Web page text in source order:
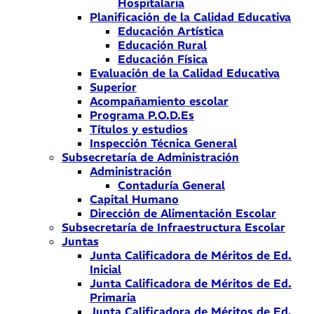
Hospitalaria
Planificación de la Calidad Educativa
Educación Artística
Educación Rural
Educación Física
Evaluación de la Calidad Educativa
Superior
Acompañamiento escolar
Programa P.O.D.Es
Títulos y estudios
Inspección Técnica General
Subsecretaría de Administración
Administración
Contaduría General
Capital Humano
Dirección de Alimentación Escolar
Subsecretaría de Infraestructura Escolar
Juntas
Junta Calificadora de Méritos de Ed.
Inicial
Junta Calificadora de Méritos de Ed.
Primaria
Junta Calificadora de Méritos de Ed.